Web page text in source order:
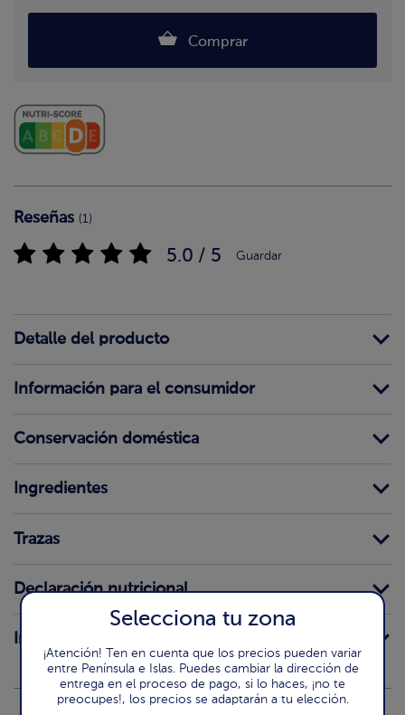
Comprar
Reseñas (1)
5.0 / 5 Guardar
Detalle del producto
Información para el consumidor
Conservación doméstica
Ingredientes
Trazas
Declaración nutricional
Intolerancias
Selecciona tu zona
¡Atención! Ten en cuenta que los precios pueden variar
entre Península e Islas. Puedes cambiar la dirección de
entrega en el proceso de pago, si lo haces, ¡no te
preocupes!, los precios se adaptarán a tu elección.